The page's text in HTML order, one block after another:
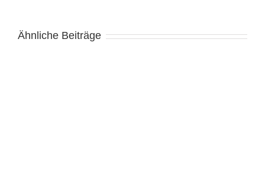
Ähnliche Beiträge